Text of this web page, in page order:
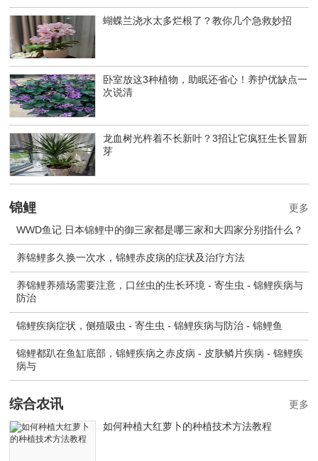
蝴蝶兰浇水太多烂根了？教你几个急救妙招
卧室放这3种植物，助眠还省心！养护优缺点一
次说清
龙血树光杵着不长新叶？3招让它疯狂生长冒新
芽
锦鲤
WWD鱼记 日本锦鲤中的御三家都是哪三家和大四家分别指什么？
养锦鲤多久换一次水，锦鲤赤皮病的症状及治疗方法
养锦鲤养殖场需要注意，口丝虫的生长环境 - 寄生虫 - 锦鲤疾病与
防治
锦鲤疾病症状，侧殖吸虫 - 寄生虫 - 锦鲤疾病与防治 - 锦鲤鱼
锦鲤都趴在鱼缸底部，锦鲤疾病之赤皮病 - 皮肤鳞片疾病 - 锦鲤疾
病与
更多
综合农讯
如何种植大红萝卜的种植技术方法教程
更多